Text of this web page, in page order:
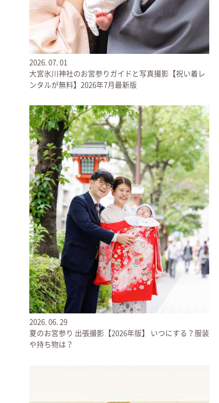
流水で手や口を清めます◎
赤ちゃんはお手水する？
ご家族のご判断にお任せしますが、赤ちゃんのお手々やほっぺにちょこん
とつけるお清めの'おしるし'は、参拝らしさを感じられる写真になりま
す。赤ちゃんのご機嫌を見ながら、トライしてみるのもおすすめです◎
お祝い着をご持参の方は、タイミングをみて着てみましょ
2026. 07. 01
大宮氷川神社のお宮参りガイドと写真撮影【祝い着レ
ンタルが無料】2026年7月最新版
2026. 06. 29
夏のお宮参り 出張撮影【2026年版】 いつにする？服装
や持ち物は？